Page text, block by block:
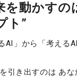
を動かすの
ト”
AI」から「考える
引き出すのは あな